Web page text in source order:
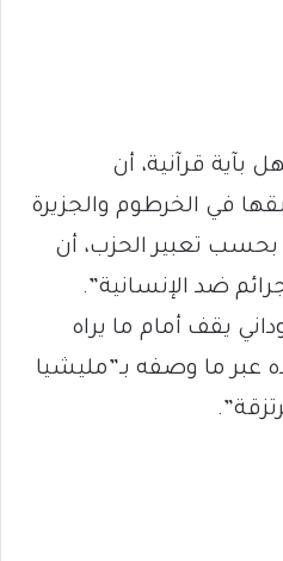
بآية قرآنية، أن
في الخرطوم والجزيرة
بحسب تعبير الحزب، أن
ضد الإنسانية”.
يقف أمام ما يراه
ما وصفه بـ”مليشيا